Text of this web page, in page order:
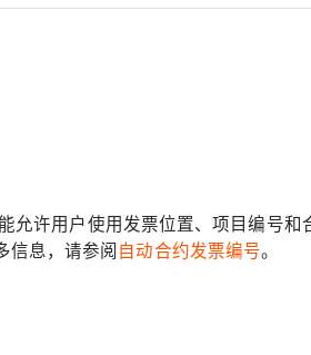
许用户使用发票位置、项目编号和
信息，请参阅 自动合约发票编号。